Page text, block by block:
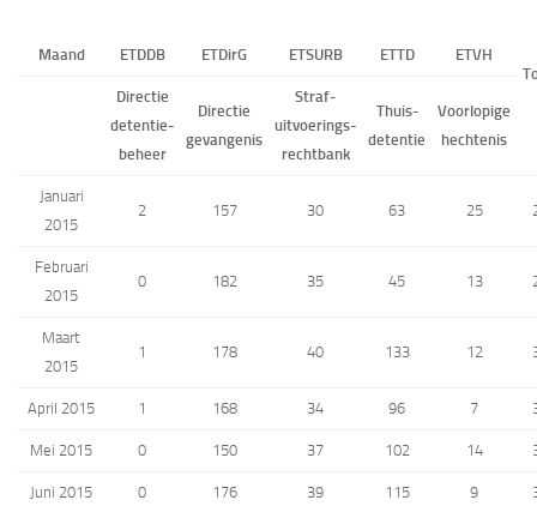
Maand ETDDB ETDirG ETSURB ETTD
ETVH
Directie
detentie-
beheer
Directie
gevangenis
Straf-
uitvoerings-
rechtbank
Thuis-
detentie
Voorlopige
hechtenis
Januari
2015
2 157 30 63 25
Februari
2015
0 182 35 45 13
Maart
2015
1 178 40 133 12
April 2015 1 168 34 96 7
Mei 2015 0 150 37 102 14
Juni 2015 0 176 39 115 9